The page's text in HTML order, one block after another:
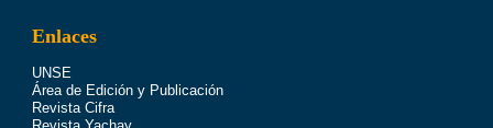
Enlaces
UNSE
Área de Edición y Publicación
Revista Cifra